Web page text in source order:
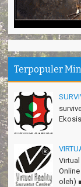
Anita - Bandung
Mind
Tiara - Bandung
Gn.Semeru
Matius Sinaga -
Ridwan - Bekasi
Pokonya seru,
Susi - Cimahi
Thanks Gn.Ciremai
Rian - Surabaya
Thanks!Green
Terpopuler
oleh)